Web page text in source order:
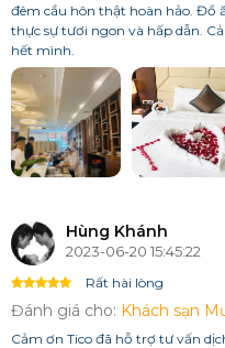
đêm cầu hôn thật hoàn hảo. Đồ
thực sự tươi ngon và hấp dẫn.
hết mình.
Hùng Khánh
2023-06-20 15:45:22
Rất hài lòng
Đánh giá cho: Khách sạn
Cảm ơn Tico đã hỗ trợ tư vấn